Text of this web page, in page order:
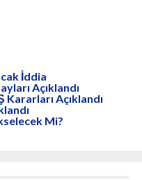
İddia
Açıklandı
Kararları Açıklandı
Mi?